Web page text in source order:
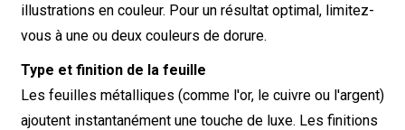
illustrations en couleur. Pour un résultat optimal, limitez-
vous à une ou deux couleurs de dorure.
Type et finition de la feuille
Les feuilles métalliques (comme l'or, le cuivre ou l'argent)
ajoutent instantanément une touche de luxe. Les finitions